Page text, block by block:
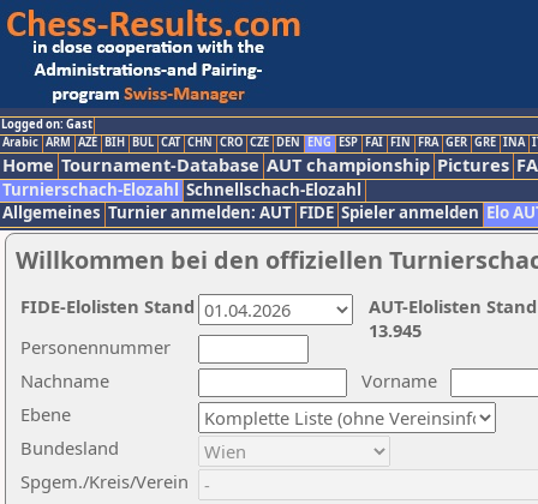
Logged on: Gast
Arabic ARM AZE BIH BUL CAT CHN CRO CZE DEN ENG ESP FAI FIN FRA GER GRE INA
Home Tournament-Database AUT championship Pictures
Turnierschach-Elozahl Schnellschach-Elozahl
Allgemeines Turnier anmelden: AUT FIDE Spieler anmelden Elo
Willkommen bei den offiziellen
Nachname
Vorname
Ebene
Personennummer
Bundesland
Spgem./Kreis/Verein
AUT-Elolisten
13.945
FIDE-Elolisten Stand